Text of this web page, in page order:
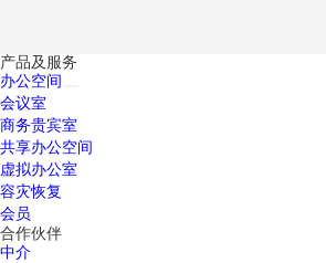
产品及服务
办公空间
会议室
商务贵宾室
共享办公空间
虚拟办公室
容灾恢复
会员
合作伙伴
中介